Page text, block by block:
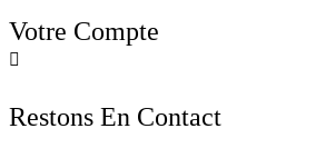
Votre Compte

Restons En Contact